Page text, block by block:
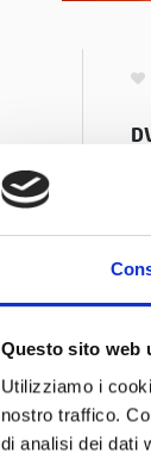
Questo sito web
Utilizziamo i
nostro traffico.
di analisi dei dati